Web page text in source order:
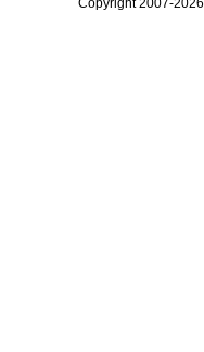
Copyright 2007-